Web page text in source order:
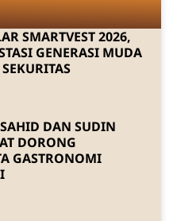
SMARTVEST 2026,
GENERASI MUDA
DAN SUDIN
DORONG
GASTRONOMI